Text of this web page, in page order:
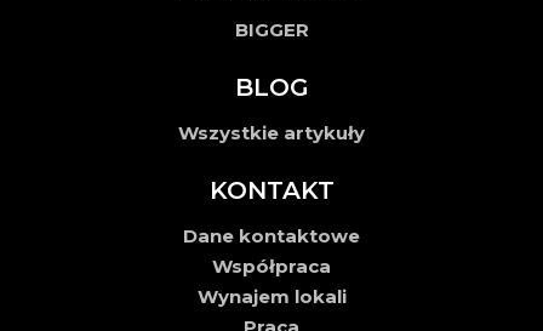
BIGGER
BLOG
Wszystkie artykuły
KONTAKT
Dane kontaktowe
Współpraca
Wynajem lokali